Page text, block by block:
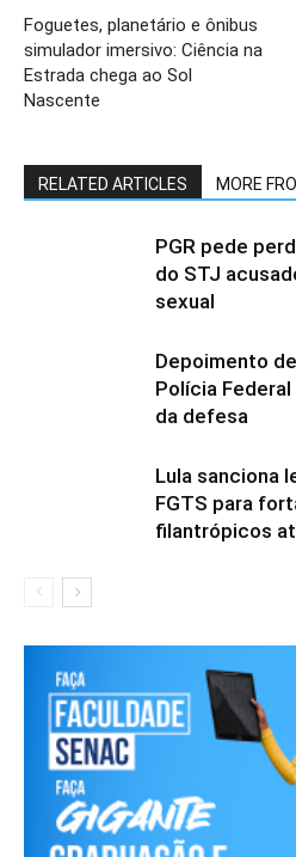
Foguetes, planetário e ônibus
simulador imersivo: Ciência na
Estrada chega ao Sol
Nascente
RELATED ARTICLES MORE
PGR pede
do STJ
sexual
Depoimento
Polícia
da defesa
Lula sanciona
FGTS para
filantrópicos